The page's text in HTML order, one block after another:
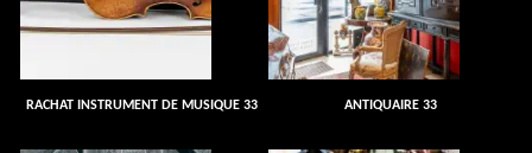
RACHAT INSTRUMENT DE MUSIQUE 33 ANTIQUAIRE 33